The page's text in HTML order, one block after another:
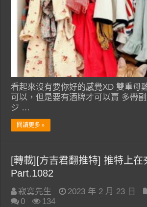
看起來沒有要你好的感覺XD 雙重母
可以，但是要有酒牌才可以賣 多帶
ジ …
閱讀更多 »
[轉載][方吉君翻推特] 推特上在
Part.1082
寂寞先生 2023 年 2 月 23 日
0
134